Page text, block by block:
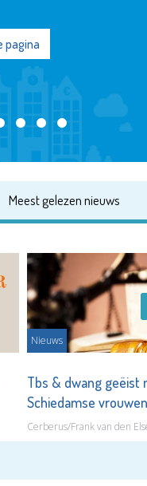
pagina
Meest gelezen nieuws
Nieuws
Tbs & dwang geëist
Schiedamse
Cerberus/Frank van den